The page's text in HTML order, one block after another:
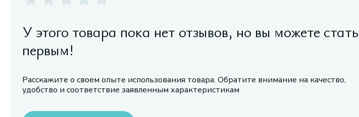
У этого товара пока нет отзывов, но вы можете стать
первым!
Расскажите о своем опыте использования товара. Обратите внимание на качество,
удобство и соответствие заявленным характеристикам